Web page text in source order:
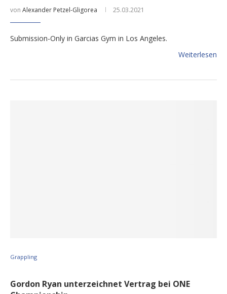
von Alexander Petzel-Gligorea 25.03.2021
Submission-Only in Garcias Gym in Los Angeles.
Weiterlesen
Grappling
Gordon Ryan unterzeichnet Vertrag bei ONE